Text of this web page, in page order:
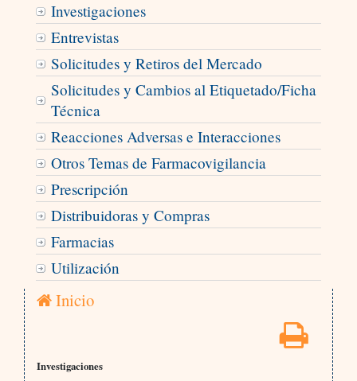
Investigaciones
Entrevistas
Solicitudes y Retiros del Mercado
Solicitudes y Cambios al Etiquetado/Ficha
Técnica
Reacciones Adversas e Interacciones
Otros Temas de Farmacovigilancia
Prescripción
Distribuidoras y Compras
Farmacias
Utilización
Inicio
Investigaciones